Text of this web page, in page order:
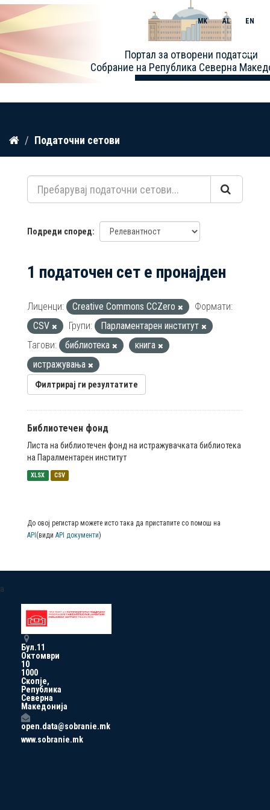
Прескокнете
содржина
Портал за отворени податоци
Собрание на Република Северна
MK AL EN
Toggle
Податочни сетови
Подреди според
1 податочен сет е пронајден
Лиценци: Creative Commons CCZero
Формати:
CSV
Групи:
Парламентарен институт
Тагови:
библиотека
книга
истражувања
Филтрирај ги резултатите
Библиотечен фонд
Листа на библиотечен фонд на истражувачката библиотека
на Паралментарен институт
XLSX CSV
До овој регистар можете исто така да пристапите со помош на
API (види API документи)
a
Бул.11
Октомври
10
1000
Скопје,
Република
Северна
Македонија
open.data@sobranie.mk
www.sobranie.mk